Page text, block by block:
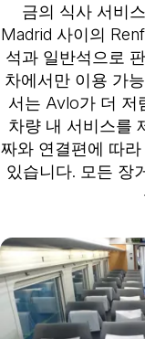
금의 식사 서비
Madrid 사이의
석과 일반석으로
차에서만 이용 가
서는 Avlo가 더 저
차량 내 서비스를
짜와 연결편에 따
있습니다. 모든 장